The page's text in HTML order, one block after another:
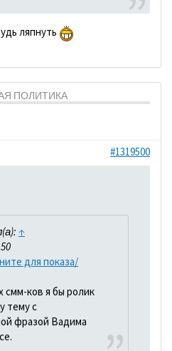
ляпнуть
ПОЛИТИКА
#1319500
↑
для показа/
смм-ков я бы ролик
тему с
фразой Вадима